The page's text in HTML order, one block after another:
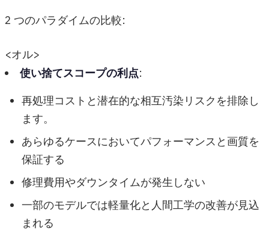
2 つのパラダイムの比較:
<オル>
使い捨てスコープの利点:
再処理コストと潜在的な相互汚染リスクを排除し
ます。
あらゆるケースにおいてパフォーマンスと画質を
保証する
修理費用やダウンタイムが発生しない
一部のモデルでは軽量化と人間工学の改善が見込
まれる